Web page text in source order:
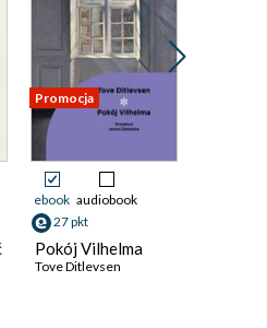
Promocja
ebook audiobook
27 pkt
Pokój Vilhelma
Tove Ditlevsen